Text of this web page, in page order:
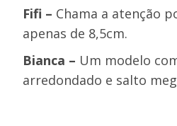
Fifi – Chama a atenção
apenas de 8,5cm.
Bianca – Um modelo
arredondado e salto